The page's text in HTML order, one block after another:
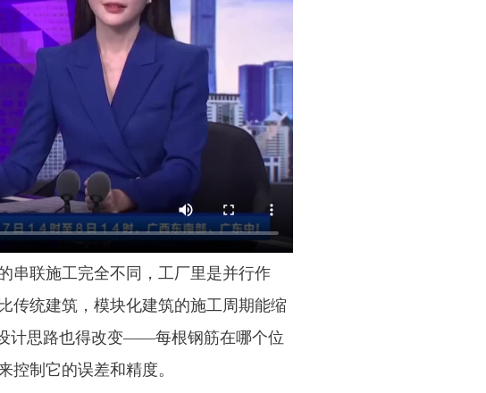
串联施工完全不同，工厂里是并行作
传统建筑，模块化建筑的施工周期能缩
计思路也得改变——每根钢筋在哪个位
控制它的误差和精度。